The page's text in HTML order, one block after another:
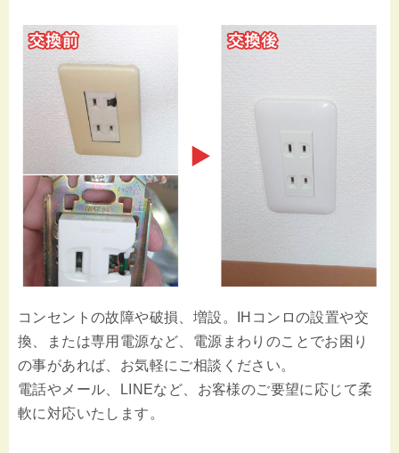
コンセントの故障や破損、増設。IHコンロの設置や交
換、または専用電源など、電源まわりのことでお困り
の事があれば、お気軽にご相談ください。
電話やメール、LINEなど、お客様のご要望に応じて柔
軟に対応いたします。